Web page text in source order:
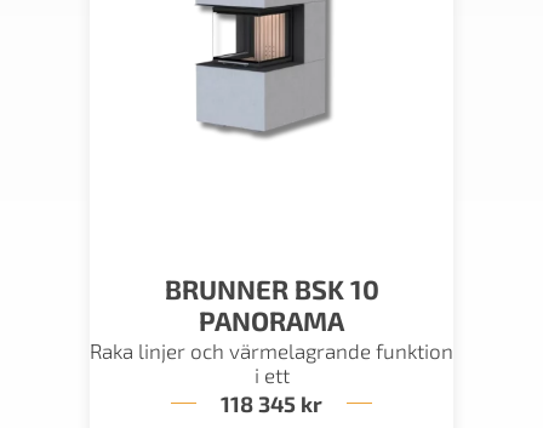
BRUNNER BSK 10
PANORAMA
Raka linjer och värmelagrande funktion
i ett
118 345 kr